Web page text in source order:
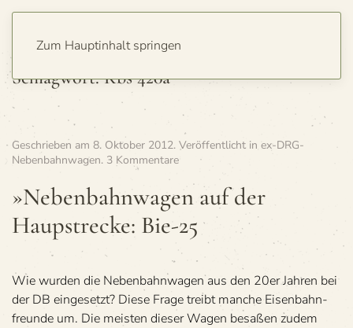
Zum Hauptinhalt springen
Schlagwort:Kbs 420a
Geschrieben am 8. Oktober 2012. Veröffentlicht in ex-DRG-
Nebenbahnwagen. 3 Kommentarezu
bahn­
wa­
gen
auf
der
Haupstre­
cke:
Bie-
25
»Neben­bahn­wa­gen auf der
Haupstre­cke: Bie-25
Wie wur­den die Neben­bahn­wa­gen aus den 20er Jah­ren bei
der DB ein­ge­setzt? Diese Frage treibt man­che Eisen­bahn­
freunde um. Die meis­ten die­ser Wagen besa­ßen zudem